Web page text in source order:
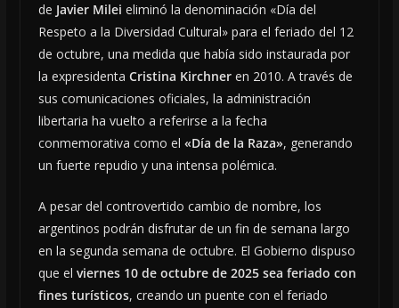
de Javier Milei eliminó la denominación «Día del
Respeto a la Diversidad Cultural» para el feriado del 12
de octubre, una medida que había sido instaurada por
la expresidenta Cristina Kirchneren 2010. A través de
sus comunicaciones oficiales, la administración
libertaria ha vuelto a referirse a la fecha
conmemorativa como el «Día de la Raza», generando
un fuerte repudio y una intensa polémica.
A pesar del controvertido cambio de nombre, los
argentinos podrán disfrutar de un fin de semana largo
en la segunda semana de octubre. El Gobierno dispuso
que el viernes 10 de octubre de 2025 sea feriado con
fines turísticos, creando un puente con el feriado